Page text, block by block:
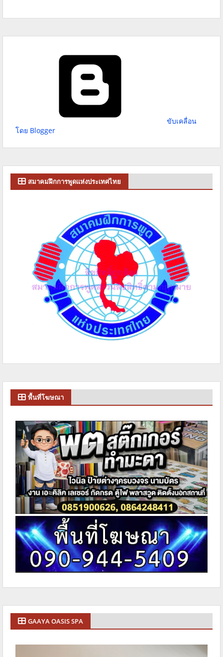
ขับเคลื่อน
โดย Blogger
สมาคมฝึกการพูดแห่งประเทศไทย
พื้นที่โฆษณา
GAAYA OASIS SPA